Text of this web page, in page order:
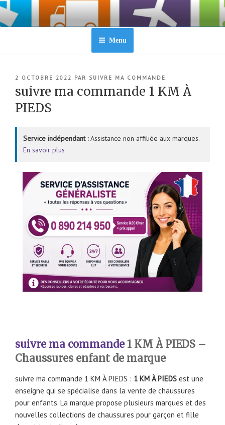
Aller
contenu
Menu
PUBLIÉ
2 OCTOBRE 2022 PAR SUIVRE MA COMMANDE
suivre ma commande 1 KM À
PIEDS
Service indépendant :Assistance non affiliée aux marques.
En savoir plus
suivre ma commande1 KM À PIEDS –
Chaussures enfant de marque
suivre ma commande 1 KM À PIEDS : 1 KM À PIEDS est une
enseigne qui se spécialise dans la vente de chaussures
pour enfants. La marque propose plusieurs marques et des
nouvelles collections de chaussures pour garçon et fille